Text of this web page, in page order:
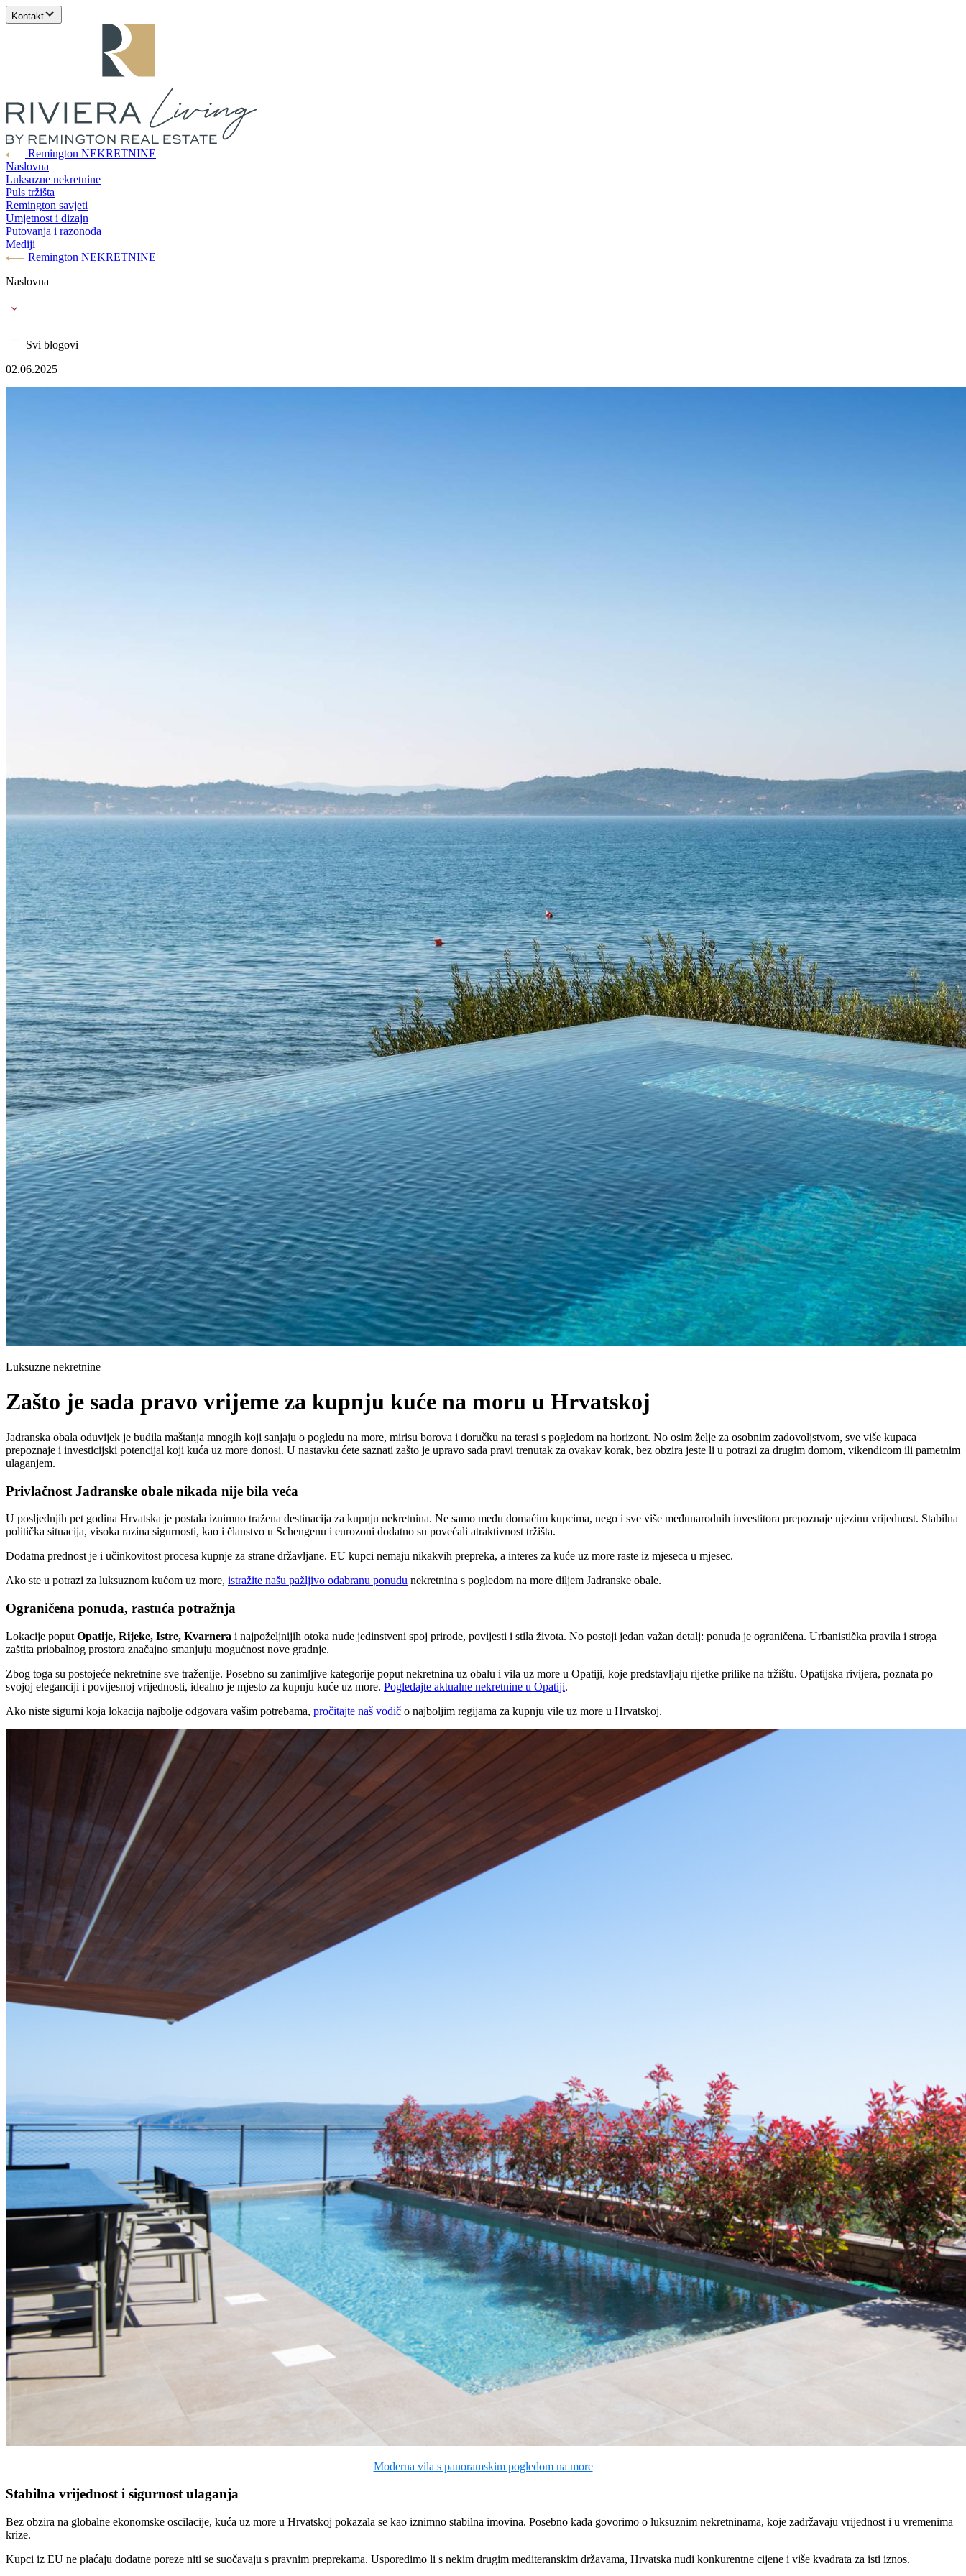
Kontakt
Remington NEKRETNINE
Naslovna
Luksuzne nekretnine
Puls tržišta
Remington savjeti
Umjetnost i dizajn
Putovanja i razonoda
Mediji
Remington NEKRETNINE
Naslovna
Svi blogovi
02.06.2025
Luksuzne nekretnine
Zašto je sada pravo vrijeme za kupnju kuće na moru u Hrvatskoj
Jadranska obala oduvijek je budila maštanja mnogih koji sanjaju o pogledu na more, mirisu borova i doručku na terasi s pogledom na horizont. No osim želje za osobnim zadovoljstvom, sve više kupaca
prepoznaje i investicijski potencijal koji kuća uz more donosi. U nastavku ćete saznati zašto je upravo sada pravi trenutak za ovakav korak, bez obzira jeste li u potrazi za drugim domom, vikendicom ili pametnim
ulaganjem.
Privlačnost Jadranske obale nikada nije bila veća
U posljednjih pet godina Hrvatska je postala iznimno tražena destinacija za kupnju nekretnina. Ne samo među domaćim kupcima, nego i sve više međunarodnih investitora prepoznaje njezinu vrijednost. Stabilna
politička situacija, visoka razina sigurnosti, kao i članstvo u Schengenu i eurozoni dodatno su povećali atraktivnost tržišta.
Dodatna prednost je i učinkovitost procesa kupnje za strane državljane. EU kupci nemaju nikakvih prepreka, a interes za kuće uz more raste iz mjeseca u mjesec.
Ako ste u potrazi za luksuznom kućom uz more, istražite našu pažljivo odabranu ponudu nekretnina s pogledom na more diljem Jadranske obale.
Ograničena ponuda, rastuća potražnja
Lokacije poput Opatije, Rijeke, Istre, Kvarnera i najpoželjnijih otoka nude jedinstveni spoj prirode, povijesti i stila života. No postoji jedan važan detalj: ponuda je ograničena. Urbanistička pravila i stroga
zaštita priobalnog prostora značajno smanjuju mogućnost nove gradnje.
Zbog toga su postojeće nekretnine sve traženije. Posebno su zanimljive kategorije poput nekretnina uz obalu i vila uz more u Opatiji, koje predstavljaju rijetke prilike na tržištu. Opatijska rivijera, poznata po
svojoj eleganciji i povijesnoj vrijednosti, idealno je mjesto za kupnju kuće uz more. Pogledajte aktualne nekretnine u Opatiji.
Ako niste sigurni koja lokacija najbolje odgovara vašim potrebama, pročitajte naš vodič o najboljim regijama za kupnju vile uz more u Hrvatskoj.
Moderna vila s panoramskim pogledom na more
Stabilna vrijednost i sigurnost ulaganja
Bez obzira na globalne ekonomske oscilacije, kuća uz more u Hrvatskoj pokazala se kao iznimno stabilna imovina. Posebno kada govorimo o luksuznim nekretninama, koje zadržavaju vrijednost i u vremenima
krize.
Kupci iz EU ne plaćaju dodatne poreze niti se suočavaju s pravnim preprekama. Usporedimo li s nekim drugim mediteranskim državama, Hrvatska nudi konkurentne cijene i više kvadrata za isti iznos.